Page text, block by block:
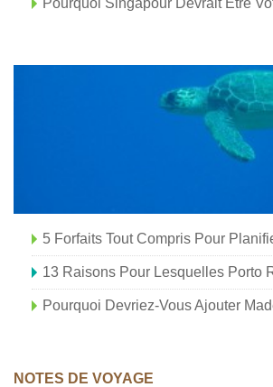
NOTES DE VOYAGE